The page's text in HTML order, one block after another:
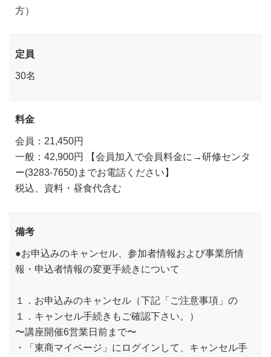
方）
定員
30名
料金
会員：21,450円
一般：42,900円 【会員加入で会員料金に→研修センタ
ー(3283-7650)までお電話ください】
税込、資料・昼食代含む
備考
●お申込みのキャンセル、参加者情報および事業所情
報・申込者情報の変更手続きについて
１．お申込みのキャンセル（下記「ご注意事項」の
１．キャンセル手続きもご確認下さい。）
〜講座開催6営業日前まで〜
・「東商マイページ」にログインして、キャンセル手